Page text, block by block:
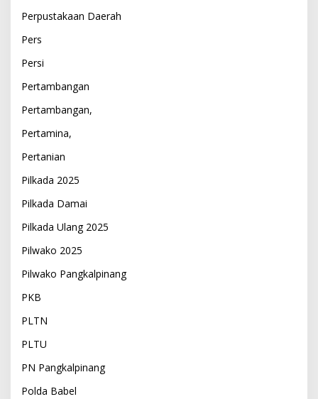
Perpustakaan Daerah
Pers
Persi
Pertambangan
Pertambangan,
Pertamina,
Pertanian
Pilkada 2025
Pilkada Damai
Pilkada Ulang 2025
Pilwako 2025
Pilwako Pangkalpinang
PKB
PLTN
PLTU
PN Pangkalpinang
Polda Babel